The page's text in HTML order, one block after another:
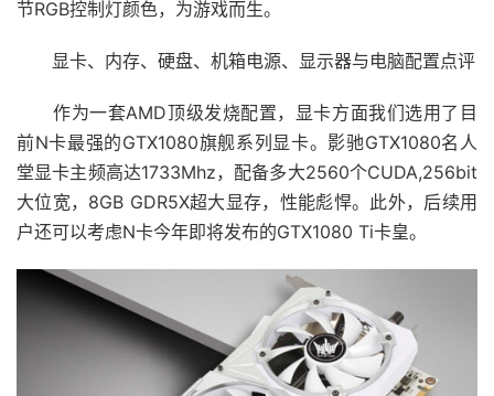
节RGB控制灯颜色，为游戏而生。
显卡、内存、硬盘、机箱电源、显示器与电脑配置点评
作为一套AMD顶级发烧配置，显卡方面我们选用了目
前N卡最强的GTX1080旗舰系列显卡。影驰GTX1080名人
堂显卡主频高达1733Mhz，配备多大2560个CUDA,256bit
大位宽，8GB GDR5X超大显存，性能彪悍。此外，后续用
户还可以考虑N卡今年即将发布的GTX1080 Ti卡皇。